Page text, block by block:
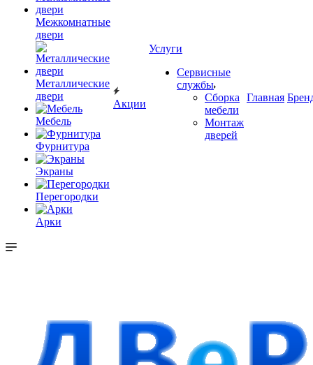
Межкомнатные
двери
Металлические
двери
Мебель
Фурнитура
Экраны
Перегородки
Арки
Акции
Услуги
Сервисные
службы
Сборка
мебели
Монтаж
дверей
Главная